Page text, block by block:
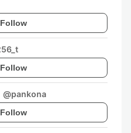
Follow
Follow
@pankona
Follow